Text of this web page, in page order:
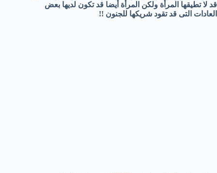
قد لا تطيقها المرأة ولكن المرأة أيضا قد تكون لديها بعض
العادات التى قد تقود شريكها للجنون !!